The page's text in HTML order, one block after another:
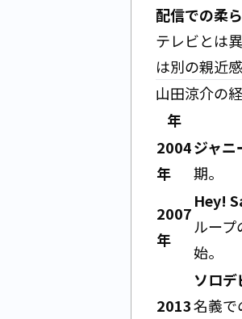
配信での柔
テレビとは
は別の親近
山田涼介の
年
2004
年
ジャニ
期。
2007
年
Hey!
ルー
始。
2013
ソロデ
名義で